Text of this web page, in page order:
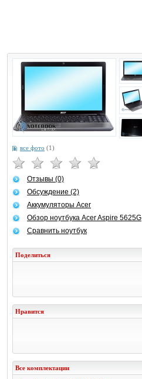
все фото (1)
Отзывы (0)
Обсуждение (2)
Аккумуляторы Acer
Обзор ноутбука Acer Aspire 5625G
Сравнить ноутбук
Поделиться
Нравится
Все комплектации